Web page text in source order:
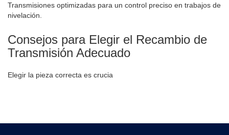
Transmisiones optimizadas para un control preciso en trabajos de
nivelación.
Consejos para Elegir el Recambio de
Transmisión Adecuado
Elegir la pieza correcta es crucia